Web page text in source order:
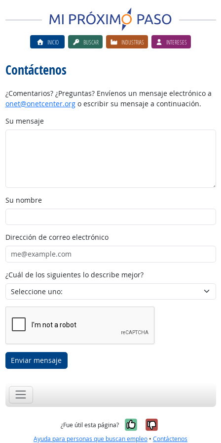
INICIO BUSCAR INDUSTRIAS INTERESES
Contáctenos
¿Comentarios? ¿Preguntas? Envíenos un mensaje electrónico a
onet@onetcenter.orgo escribir su mensaje a continuación.
Su mensaje
Su nombre
Dirección de correo electrónico
¿Cuál de los siguientes lo describe mejor?
Enviar mensaje
¿Fue útil esta página? Sí, fue útil
No, no fue
Ayuda para personas que buscan empleo • Contáctenos